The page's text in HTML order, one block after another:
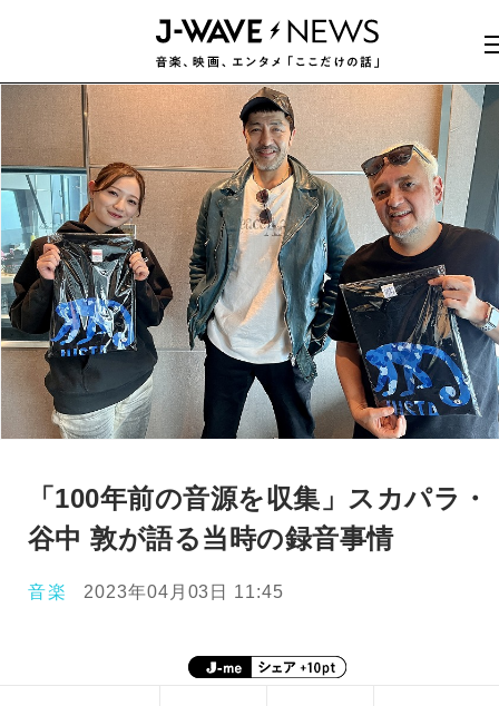
「100年前の音源を収集」スカパラ・
谷中 敦が語る当時の録音事情
音楽 2023年04月03日 11:45